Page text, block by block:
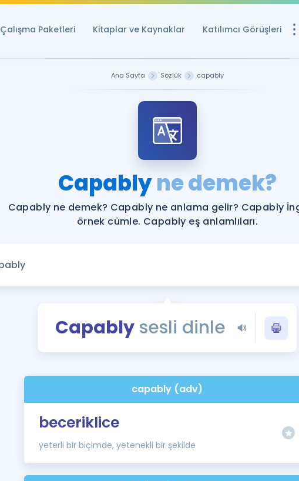
Çalışma Paketleri Kitaplar ve Kaynaklar Katılımcı Görüşleri
YDS ve YÖKDİL
Rehberlik Aracı
YDS ve YÖKDİL'e
Tüm ÖSYM
YDS - YÖKDİL
İngilizce Gramer
Ana Sayfa Sözlük capably
Capablyne demek?
Capably ne demek? Capably ne anlama gelir? Capably
örnek cümle. Capably eş anlamlıları.
Capably sesli dinle
capably (adv)
beceriklice
yeterli bir biçimde, yetenekli bir şekilde